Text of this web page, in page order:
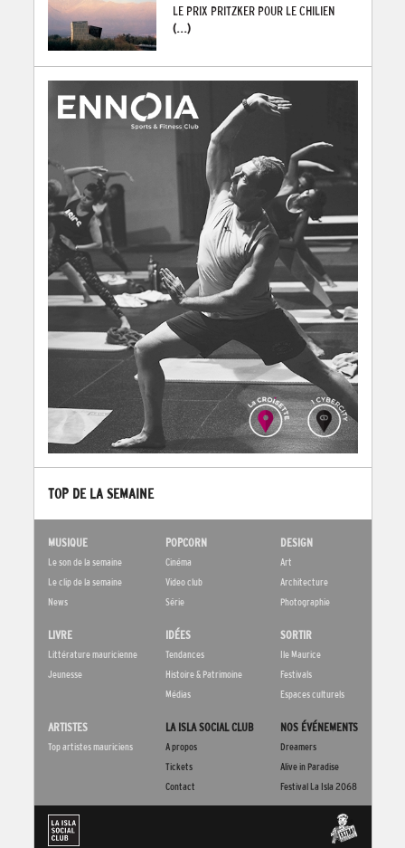
LE PRIX PRITZKER POUR LE CHILIEN
(...)
TOP DE LA SEMAINE
MUSIQUE
Le son de la semaine
Le clip de la semaine
News
POPCORN
Cinéma
Video club
Série
DESIGN
Art
Architecture
Photographie
LIVRE
Littérature mauricienne
Jeunesse
IDÉES
Tendances
Histoire & Patrimoine
Médias
SORTIR
Ile Maurice
Festivals
Espaces culturels
ARTISTES
Top artistes mauriciens
LA ISLA SOCIAL CLUB
A propos
Tickets
Contact
NOS ÉVÉNEMENTS
Dreamers
Alive in Paradise
Festival La Isla 2068